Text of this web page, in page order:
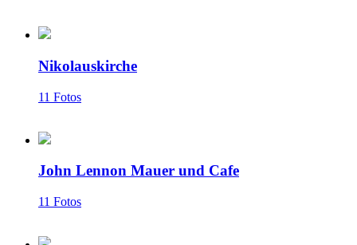
Nikolauskirche
11 Fotos
John Lennon Mauer und Cafe
11 Fotos